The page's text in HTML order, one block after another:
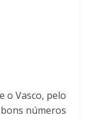
o Vasco, pelo
números